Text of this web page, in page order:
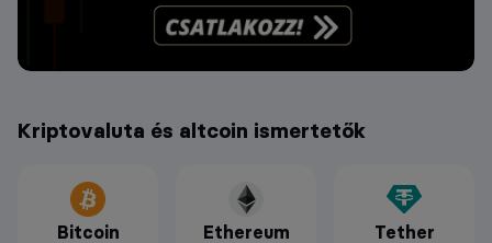
Kriptovaluta és altcoin ismertetők
Bitcoin Ethereum Tether